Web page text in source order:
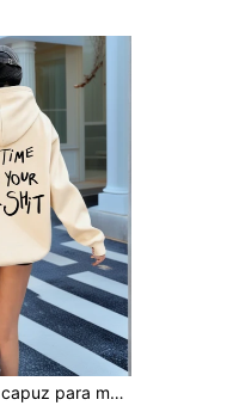
Sweatshirt com capuz para mulher, moda outono/inverno, com estampado "No Time For Your", macia e confortável, top de lã polar para outono/inverno